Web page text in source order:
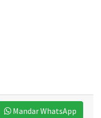
Mandar WhatsApp